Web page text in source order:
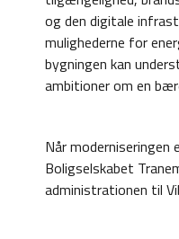
og den digitale
mulighederne for
bygningen kan
ambitioner om en
Når
Boligselskabet
administrationen til